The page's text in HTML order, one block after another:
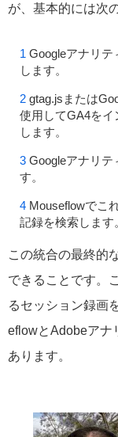
が、基本的には次
Googleアナリテ
します。
gtag.jsまたは
使用してGA4を
します。
Googleアナリテ
す。
Mouseflowでこ
記録を検索します
この統合の最終的
できることです。
るセッション録画
eflowとAdobeアナ
あります。